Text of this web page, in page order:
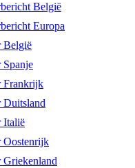
België
Europa
België
Spanje
Frankrijk
Duitsland
Italië
Oostenrijk
Griekenland